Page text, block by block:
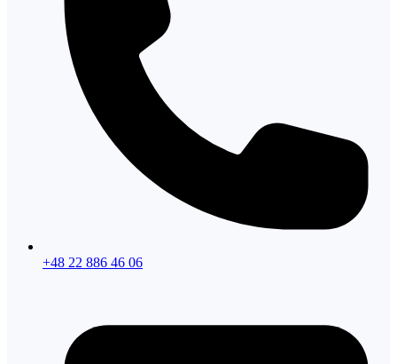
+48 22 886 46 06